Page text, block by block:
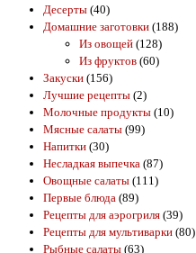
Десерты (40)
Домашние заготовки (188)
Из овощей (128)
Из фруктов (60)
Закуски (156)
Лучшие рецепты (2)
Молочные продукты (10)
Мясные салаты (99)
Напитки (30)
Несладкая выпечка (87)
Овощные салаты (111)
Первые блюда (89)
Рецепты для аэрогриля (39)
Рецепты для мультиварки (80)
Рыбные салаты (63)